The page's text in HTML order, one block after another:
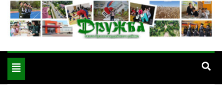
"Дружба" — газета
Красногвардейского района Республики Адыгея
Toggle
navigation